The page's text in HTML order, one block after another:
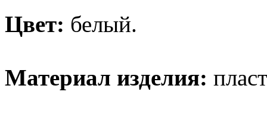
Цвет: белый.
Материал изделия: